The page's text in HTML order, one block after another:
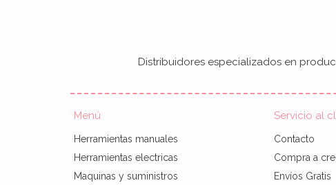
Distribuidores especializados en
Menú
Herramientas manuales
Herramientas electricas
Maquinas y suministros
Servicio al
Contacto
Compra a
Envíos Gratis